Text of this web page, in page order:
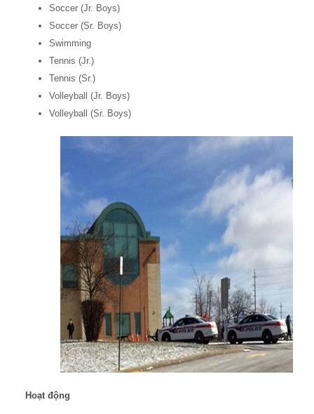
Soccer (Jr. Boys)
Soccer (Sr. Boys)
Swimming
Tennis (Jr.)
Tennis (Sr.)
Volleyball (Jr. Boys)
Volleyball (Sr. Boys)
Hoạt động